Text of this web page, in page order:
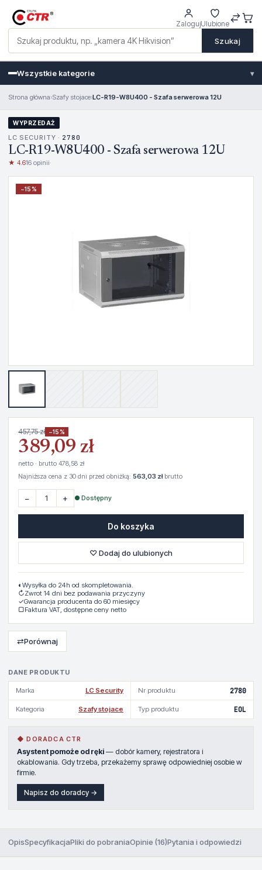
Szukaj
ZalogujUlubione
Wszystkie kategorie ▾
Strona główna›Szafy stojace›LC-R19-W8U400 - Szafa serwerowa 12U
WYPRZEDAŻ
LC SECURITY · 2780
LC-R19-W8U400 - Szafa serwerowa 12U
★ 4.616 opinii·
−15%
DANE PRODUKTU
Marka LC Security Nr produktu 2780
Kategoria Szafy stojace Typ produktu EOL
◆ DORADCA CTR
Asystent pomoże od ręki — dobór kamery, rejestratora i
okablowania. Gdy trzeba, przekażemy sprawę odpowiedniej osobie w
firmie.
Napisz do doradcy →
457,75 zł −15%
389,09 zł
netto · brutto 478,58 zł
Najniższa cena z 30 dni przed obniżką: 563,03 złbrutto
− + ● Dostępny
Do koszyka
♡ Dodaj do ulubionych
◐ Wysyłka do 24h od skompletowania.
↻Zwrot 14 dni bez podawania przyczyny
✓Gwarancja producenta do 60 miesięcy
▢Faktura VAT, dostępne ceny netto
⇄Porównaj
OpisSpecyfikacjaPliki do pobraniaOpinie (16)Pytania i odpowiedzi